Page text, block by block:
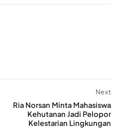
Next
Ria Norsan Minta Mahasiswa
Kehutanan Jadi Pelopor
Kelestarian Lingkungan